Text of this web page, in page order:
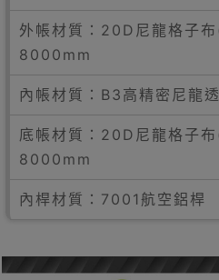
外帳材質：20D尼龍格子
8000mm
內帳材質：B3高精密尼龍
底帳材質：20D尼龍格子
8000mm
內桿材質：7001航空鋁桿